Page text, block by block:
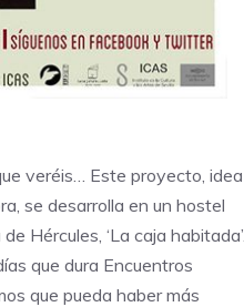
veréis… Este proyecto, idea
, se desarrolla en un hostel
Hércules, ‘La caja habitada’.
que dura Encuentros
que pueda haber más